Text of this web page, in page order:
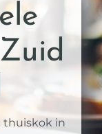
thuiskok in